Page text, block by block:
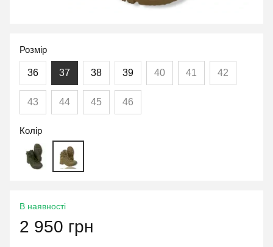
Розмір
36 37 38 39 40 41 42
43 44 45 46
Колір
В наявності
2 950 грн